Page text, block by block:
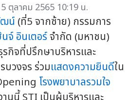
ตุลาคม 2565 10:19 น.
น์ (ที่5 จากซ้าย) กรรมการ
จ์ อินเตอร์จำกัด (มหาชน)
กิจที่ปรึกษาบริหารและ
วงจร ร่วมแสดงความยินดีใน
โรงพยาบาลรวมใจ